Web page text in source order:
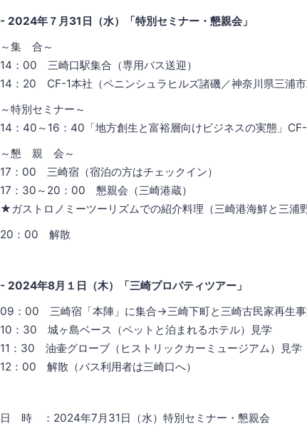
- 2024年７月31日（水）「特別セミナー・懇親会」
～集 合～
14：00 三崎口駅集合（専用バス送迎）
14：20 CF-1本社（ペニンシュラヒルズ諸磯／神奈川県三浦市
～特別セミナー～
14：40～16：40「地方創生と富裕層向けビジネスの実態」
～懇 親 会～
17：00 三崎宿（宿泊の方はチェックイン）
17：30～20：00 懇親会（三崎港蔵）
★ガストロノミーツーリズムでの紹介料理（三崎港海鮮と三浦
20：00 解散
- 2024年8月１日（木）「三崎プロパティツアー」
09：00 三崎宿「本陣」に集合→三崎下町と三崎古民家再生事
10：30 城ヶ島ベース（ペットと泊まれるホテル）見学
11：30 油壷グローブ（ヒストリックカーミュージアム）見学
12：00 解散（バス利用者は三崎口へ）
日 時 ：2024年7月31日（水）特別セミナー・懇親会